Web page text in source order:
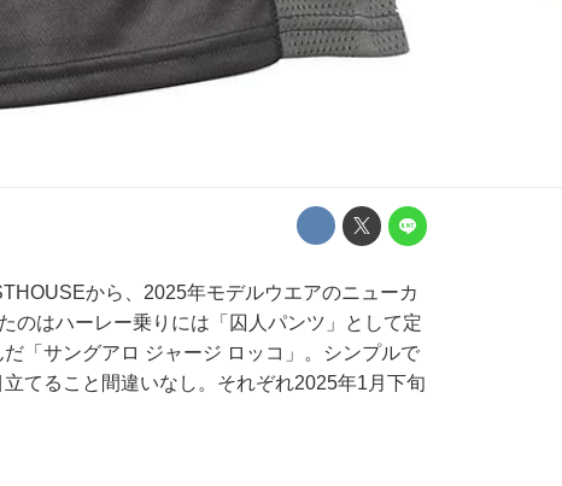
から、2025年モデルウエアのニューカ
のはハーレー乗りには「囚人パンツ」として定
「サングアロ ジャージ ロッコ」。シンプルで
てること間違いなし。それぞれ2025年1月下旬